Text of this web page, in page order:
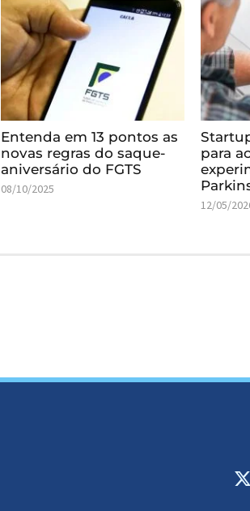
Entenda em 13 pontos as
novas regras do saque-
aniversário do FGTS
08/10/2025
para
12/05/
X
-